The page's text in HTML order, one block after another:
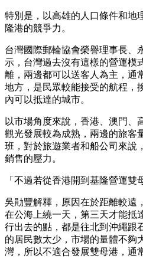
特別是，以高雄的人口條件和地
隆港的競爭力。
台灣國際郵輪協會榮譽理事長、
示，台灣過去沒有這樣的營運模
離，兩邊都可以送客人為主，通
地方，是民眾較能接受的航程，
內可以抵達的城市。
以市場角度來說，香港、澳門、
觀光發展較為成熟，兩邊的旅客
班，對於旅遊業者和船公司來說
銷售的壓力。
「不過若從香港開到基隆營運雙
吳勛豐解釋，原因在於距離較遠
在公海上繞一天，第三天才能抵
行出去的點，都是往北到沖繩跟
的居民數太少，市場的量體不夠
灣，所以不適合發展雙母港，通